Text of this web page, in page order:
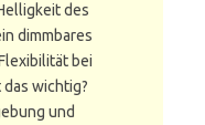
des
dimmbares
bei
wichtig?
und